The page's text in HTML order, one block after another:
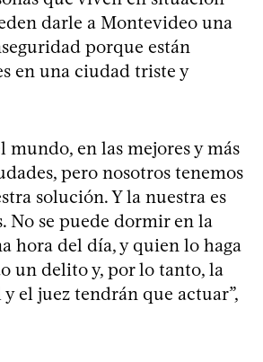
darle a Montevideo una
porque están
en una ciudad triste y
mundo, en las mejores y más
pero nosotros tenemos
solución. Y la nuestra es
No se puede dormir en la
hora del día, y quien lo haga
un delito y, por lo tanto, la
el juez tendrán que actuar”,